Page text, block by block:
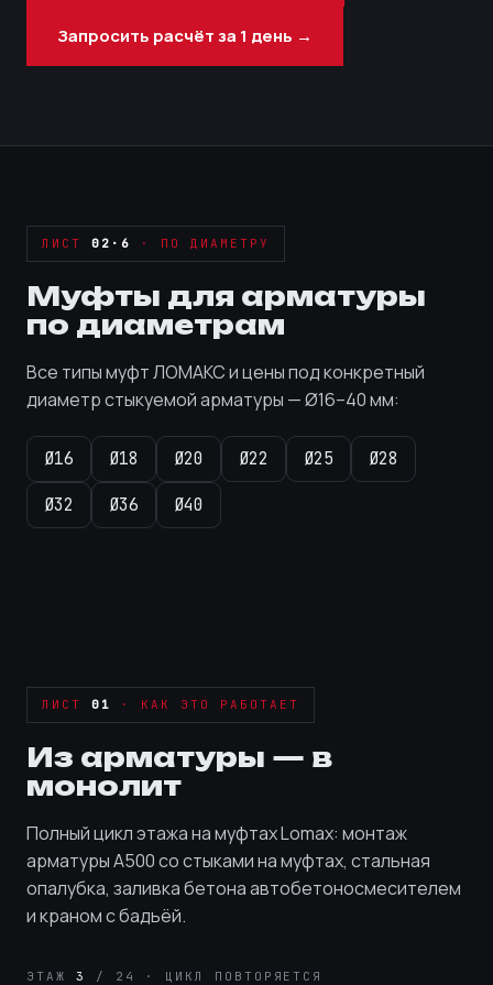
Запросить расчёт за 1 день →
ЛИСТ 02·6 · ПО ДИАМЕТРУ
Муфты для арматуры
по диаметрам
Все типы муфт ЛОМАКС и цены под конкретный
диаметр стыкуемой арматуры — Ø16–40 мм:
Ø16 Ø18 Ø20 Ø22 Ø25 Ø28
Ø32 Ø36 Ø40
ЛИСТ 01 · КАК ЭТО РАБОТАЕТ
Из арматуры — в
монолит
Полный цикл этажа на муфтах Lomax: монтаж
арматуры А500 со стыками на муфтах, стальная
опалубка, заливка бетона автобетоносмесителем
и краном с бадьёй.
ЭТАЖ 3 / 24 · ЦИКЛ ПОВТОРЯЕТСЯ